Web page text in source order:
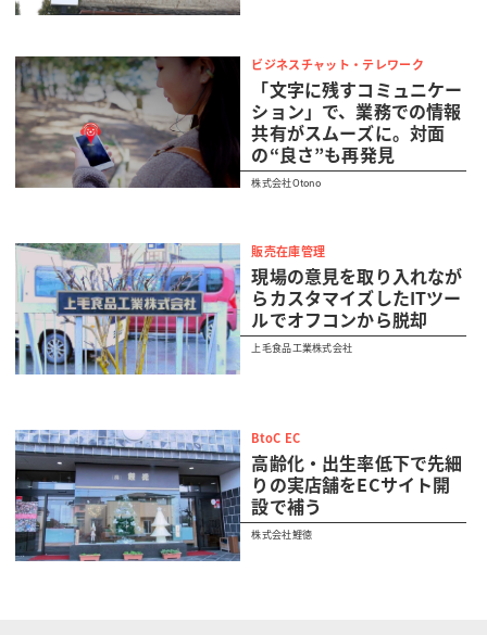
ビジネスチャット・テレワーク
「文字に残すコミュニケー
ション」で、業務での情報
共有がスムーズに。対面
の“良さ”も再発見
株式会社Otono
販売在庫管理
現場の意見を取り入れなが
らカスタマイズしたITツー
ルでオフコンから脱却
上毛食品工業株式会社
BtoC EC
高齢化・出生率低下で先細
りの実店舗をECサイト開
設で補う
株式会社鯉徳